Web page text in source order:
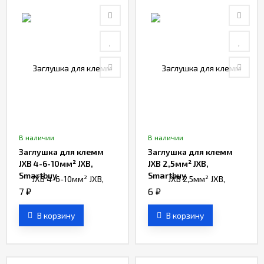
В наличии
Заглушка для клемм
JXB 4-6-10мм² JXB,
Smartbuy
7 ₽
В корзину
В наличии
Заглушка для клемм
JXB 2,5мм² JXB,
Smartbuy
6 ₽
В корзину